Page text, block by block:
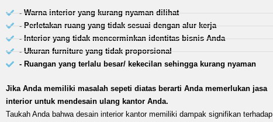
- Warna interior yang kurang nyaman dilihat
- Perletakan ruang yang tidak sesuai dengan alur kerja
- Interior yang tidak mencerminkan identitas bisnis Anda
- Ukuran furniture yang tidak proporsional
- Ruangan yang terlalu besar/ kekecilan sehingga kurang nyaman
Jika Anda memiliki masalah sepeti diatas berarti Anda memerlukan jasa
interior untuk mendesain ulang kantor Anda.
Taukah Anda bahwa desain interior kantor memiliki dampak signifikan terhadap